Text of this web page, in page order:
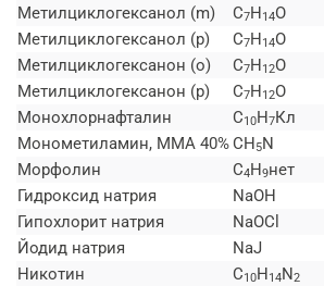
Метилциклогексанол (m)
C7H14O
Метилциклогексанол (p)
C7H14O
Метилциклогексанон (o)
C7H12O
Метилциклогексанон (p)
C7H12O
Монохлорнафталин
C10H7Кл
Монометиламин, MMA 40%СН5N
Морфолин
C4H9нет
Гидроксид натрия
NaOH
Гипохлорит натрия
NaOCl
Йодид натрия
NaJ
Никотин
C10H14N2